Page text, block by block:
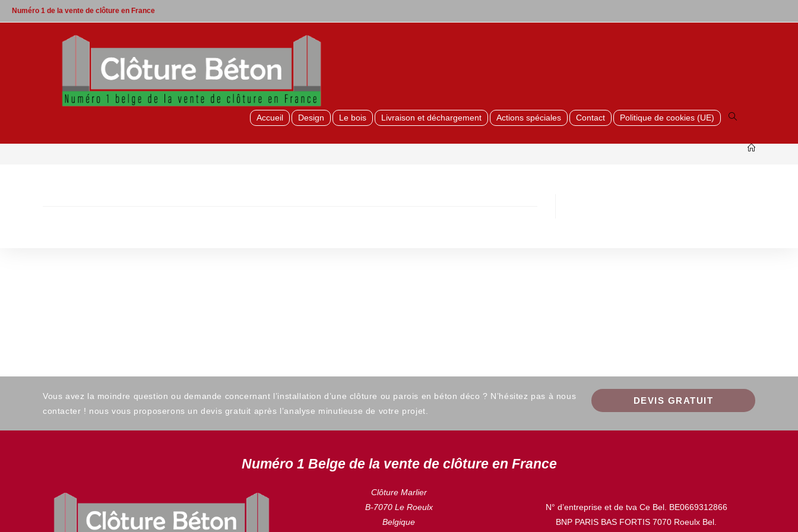
Skip
to
Numéro 1 de la vente de clôture en France
Accueil Design Le bois Livraison et déchargement Actions spéciales Contact Politique de cookies (UE)
Toggle
website
search
Vous avez la moindre question ou demande concernant l’installation d’une clôture ou parois en béton déco ? N’hésitez pas à nous
contacter ! nous vous proposerons un devis gratuit après l’analyse minutieuse de votre projet.
DEVIS GRATUIT
Numéro 1 Belge de la vente de clôture en France
Clôture Marlier
B-7070 Le Roeulx
Belgique
N° d’entreprise et de tva Ce Bel. BE0669312866
BNP PARIS BAS FORTIS 7070 Roeulx Bel.